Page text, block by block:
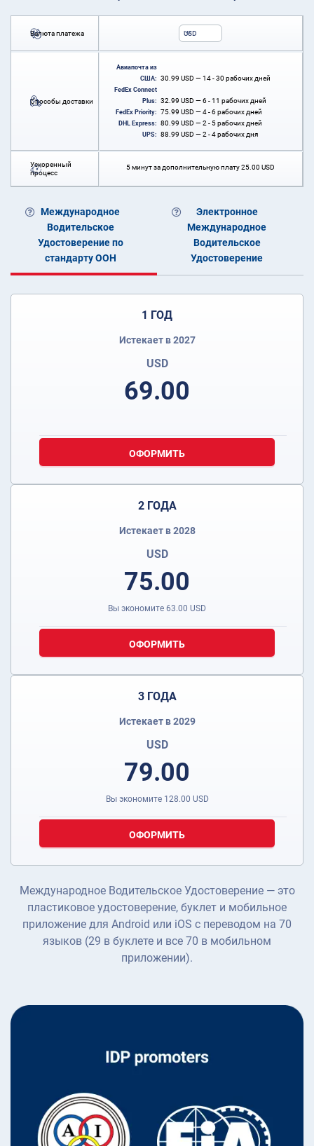
Валюта платежа USD
Способы доставки
Авиапочта из
США:
30.99 USD — 14 - 30 рабочих дней
FedEx Connect
Plus:
32.99 USD — 6 - 11 рабочих дней
FedEx Priority: 75.99 USD — 4 - 6 рабочих дней
DHL Express: 80.99 USD — 2 - 5 рабочих дней
UPS: 88.99 USD — 2 - 4 рабочих дня
Ускоренный
процесс
5 минут за дополнительную плату25.00 USD
Международное
Водительское
Удостоверение по
стандарту ООН
Электронное
Международное
Водительское
Удостоверение
1 ГОД
Истекает в 2027
USD
69.00
ОФОРМИТЬ
2 ГОДА
Истекает в 2028
USD
75.00
Вы экономите 63.00 USD
ОФОРМИТЬ
3 ГОДА
Истекает в 2029
USD
79.00
Вы экономите 128.00 USD
ОФОРМИТЬ
Международное Водительское Удостоверение — это
пластиковое удостоверение, буклет и мобильное
приложение для Android или iOS с переводом на 70
языков (29 в буклете и все 70 в мобильном
приложении).